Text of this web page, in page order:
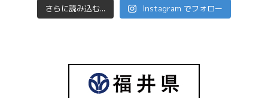
さらに読み込む... Instagram でフォロー